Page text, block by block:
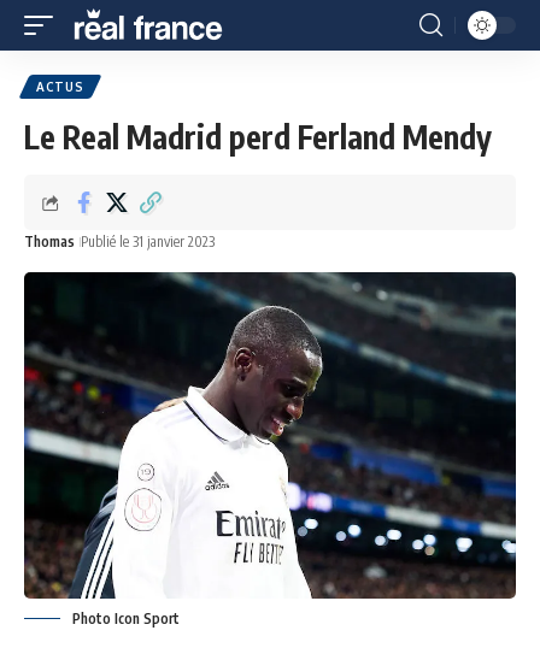
ACTUS
Le Real Madrid perd Ferland Mendy
Thomas Publié le 31 janvier 2023
Photo Icon Sport